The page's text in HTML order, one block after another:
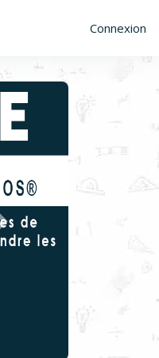
Connexion
Suivant